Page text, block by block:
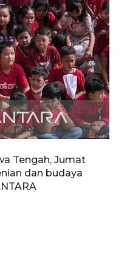
Tengah, Jumat
dan budaya